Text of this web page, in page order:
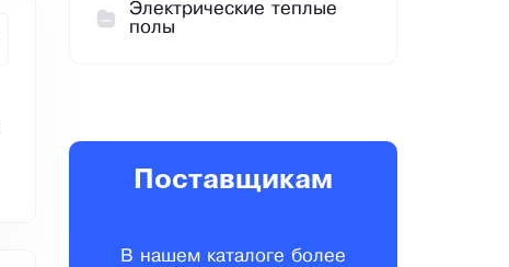
Электрические теплые
полы
Поставщикам
В нашем каталоге более